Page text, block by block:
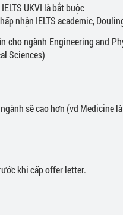
UKVI là bắt buộc
nhận IELTS academic,
cho ngành Engineering and
Sciences)
sẽ cao hơn (vd Medicine
khi cấp offer letter.